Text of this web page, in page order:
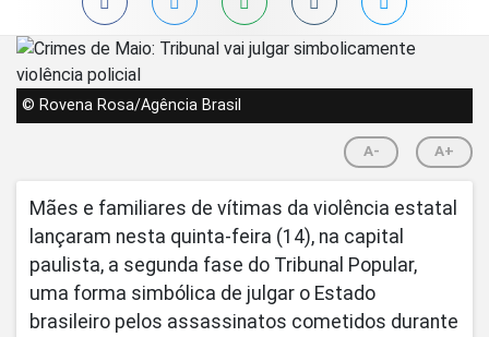
© Rovena Rosa/Agência Brasil
A- A+
Mães e familiares de vítimas da violência estatal
lançaram nesta quinta-feira (14), na capital
paulista, a segunda fase do Tribunal Popular,
uma forma simbólica de julgar o Estado
brasileiro pelos assassinatos cometidos durante